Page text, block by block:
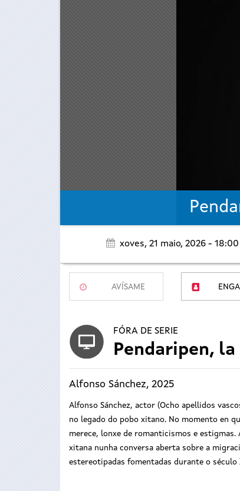
xoves, 21 maio, 2026 - 18:00
AVÍSAME
FÓRA DE SERIE
Pendaripen,
Alfonso Sánchez, 2025
Alfonso Sánchez, actor (Ocho apellidos
no legado do pobo xitano. No momento en
merece, lonxe de romanticismos e
xitana nunha conversa aberta sobre a
estereotipadas fomentadas durante o